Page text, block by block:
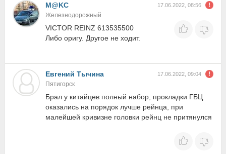
M@KC
17.06.2022, 08:56
Железнодорожный
VICTOR REINZ 613535500
Либо оригу. Другое не ходит.
Евгений Тычина 17.06.2022, 09:04
Пятигорск
Брал у китайцев полный набор, прокладки ГБЦ
оказались на порядок лучше рейнца, при
малейшей кривизне головки рейнц не притянулся